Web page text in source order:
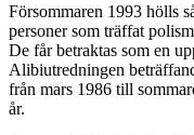
Försommaren 1993 hölls
personer som träffat
De får betraktas som en
Alibiutredningen
från mars 1986 till
år.